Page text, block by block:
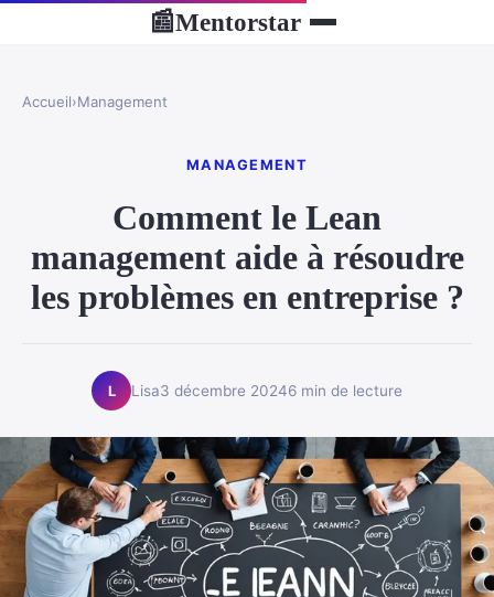
📰Mentorstar
Accueil›Management
MANAGEMENT
Comment le Lean
management aide à résoudre
les problèmes en entreprise ?
L Lisa3 décembre 20246 min de lecture